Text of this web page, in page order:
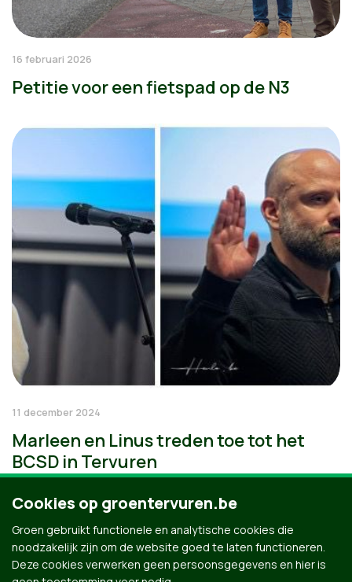
16 februari 2026
Petitie voor een fietspad op de N3
11 december 2024
Marleen en Linus treden toe tot het
BCSD in Tervuren
Cookies op groentervuren.be
Groen gebruikt functionele en analytische cookies die
noodzakelijk zijn om de website goed te laten functioneren.
Deze cookies verwerken geen persoonsgegevens en hier is